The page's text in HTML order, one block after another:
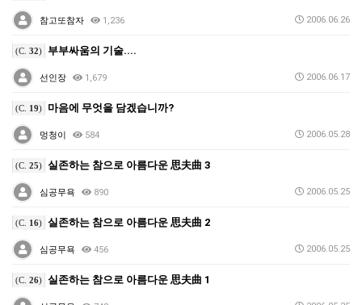
참고또참자 1,236 2006.06.26
(C. 32) 부부싸움의 기술....
선인장 1,679 2006.06.17
(C. 19) 마음에 무엇을 담겠습니까?
멍청이 584 2006.05.28
(C. 25) 실존하는 참으로 아름다운 思夫曲 3
심공무욕 890 2006.05.25
(C. 16) 실존하는 참으로 아름다운 思夫曲 2
심공무욕 456 2006.05.25
(C. 26) 실존하는 참으로 아름다운 思夫曲 1